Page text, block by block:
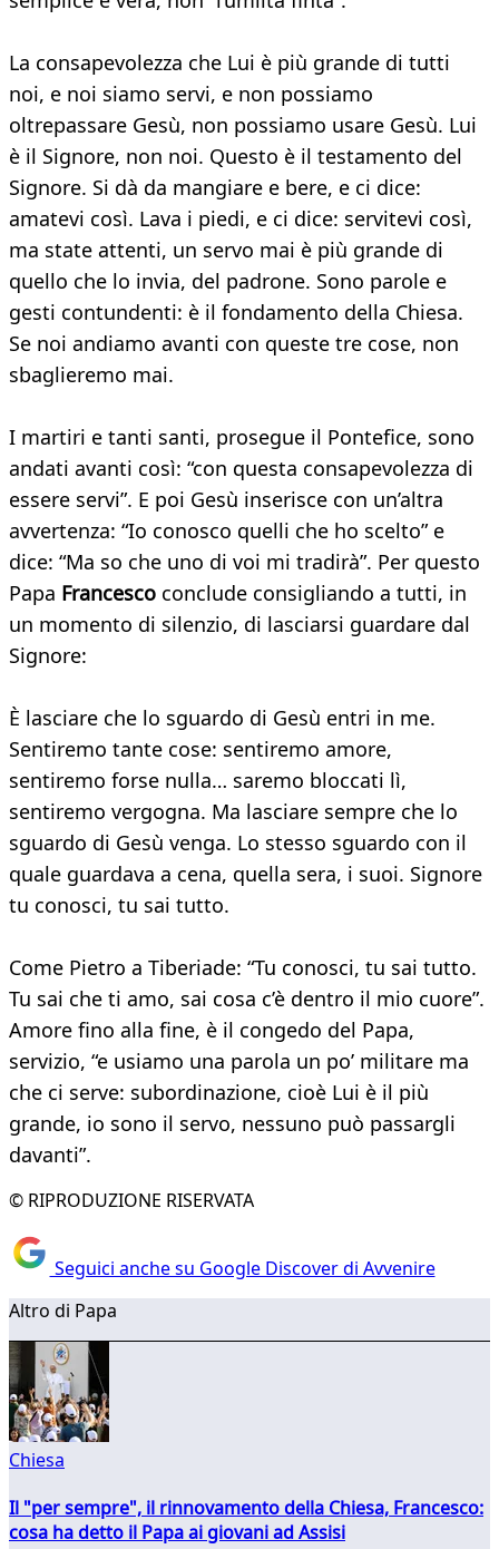
La consapevolezza che Lui è più grande di tutti
noi, e noi siamo servi, e non possiamo
oltrepassare Gesù, non possiamo usare Gesù. Lui
è il Signore, non noi. Questo è il testamento del
Signore. Si dà da mangiare e bere, e ci dice:
amatevi così. Lava i piedi, e ci dice: servitevi così,
ma state attenti, un servo mai è più grande di
quello che lo invia, del padrone. Sono parole e
gesti contundenti: è il fondamento della Chiesa.
Se noi andiamo avanti con queste tre cose, non
sbaglieremo mai.
I martiri e tanti santi, prosegue il Pontefice, sono
andati avanti così: “con questa consapevolezza di
essere servi”. E poi Gesù inserisce con un’altra
avvertenza: “Io conosco quelli che ho scelto” e
dice: “Ma so che uno di voi mi tradirà”. Per questo
Papa Francesco conclude consigliando a tutti, in
un momento di silenzio, di lasciarsi guardare dal
Signore:
È lasciare che lo sguardo di Gesù entri in me.
Sentiremo tante cose: sentiremo amore,
sentiremo forse nulla… saremo bloccati lì,
sentiremo vergogna. Ma lasciare sempre che lo
sguardo di Gesù venga. Lo stesso sguardo con il
quale guardava a cena, quella sera, i suoi. Signore
tu conosci, tu sai tutto.
Come Pietro a Tiberiade: “Tu conosci, tu sai tutto.
Tu sai che ti amo, sai cosa c’è dentro il mio cuore”.
Amore fino alla fine, è il congedo del Papa,
servizio, “e usiamo una parola un po’ militare ma
che ci serve: subordinazione, cioè Lui è il più
grande, io sono il servo, nessuno può passargli
davanti”.
© RIPRODUZIONE RISERVATA
Seguici anche su Google Discover di Avvenire
Altro di Papa
Chiesa
Il "per sempre", il rinnovamento della Chiesa, Francesco:
cosa ha detto il Papa ai giovani ad Assisi